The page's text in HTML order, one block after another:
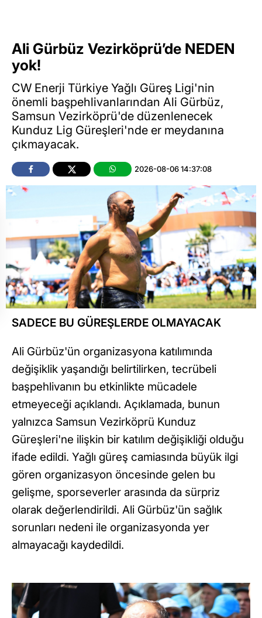
Ali Gürbüz Vezirköprü’de NEDEN
yok!
CW Enerji Türkiye Yağlı Güreş Ligi'nin
önemli başpehlivanlarından Ali Gürbüz,
Samsun Vezirköprü'de düzenlenecek
Kunduz Lig Güreşleri'nde er meydanına
çıkmayacak.
2026-08-06 14:37:08
SADECE BU GÜREŞLERDE OLMAYACAK
Ali Gürbüz'ün organizasyona katılımında
değişiklik yaşandığı belirtilirken, tecrübeli
başpehlivanın bu etkinlikte mücadele
etmeyeceği açıklandı. Açıklamada, bunun
yalnızca Samsun Vezirköprü Kunduz
Güreşleri'ne ilişkin bir katılım değişikliği olduğu
ifade edildi. Yağlı güreş camiasında büyük ilgi
gören organizasyon öncesinde gelen bu
gelişme, sporseverler arasında da sürpriz
olarak değerlendirildi. Ali Gürbüz'ün sağlık
sorunları nedeni ile organizasyonda yer
almayacağı kaydedildi.